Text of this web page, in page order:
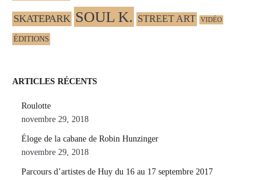
SKATEPARK SOUL K. STREET ART VIDÉO
ÉDITIONS
ARTICLES RÉCENTS
Roulotte
novembre 29, 2018
Éloge de la cabane de Robin Hunzinger
novembre 29, 2018
Parcours d’artistes de Huy du 16 au 17 septembre 2017